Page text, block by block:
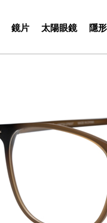
鏡片 太陽眼鏡 隱